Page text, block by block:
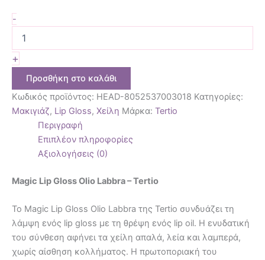
-
+
Προσθήκη στο καλάθι
Κωδικός προϊόντος: HEAD-8052537003018 Κατηγορίες:
Μακιγιάζ, Lip Gloss, Χείλη Μάρκα: Tertio
Περιγραφή
Επιπλέον πληροφορίες
Αξιολογήσεις (0)
Magic Lip Gloss Olio Labbra – Tertio
Το Magic Lip Gloss Olio Labbra της Tertio συνδυάζει τη
λάμψη ενός lip gloss με τη θρέψη ενός lip oil. Η ενυδατική
του σύνθεση αφήνει τα χείλη απαλά, λεία και λαμπερά,
χωρίς αίσθηση κολλήματος. Η πρωτοποριακή του